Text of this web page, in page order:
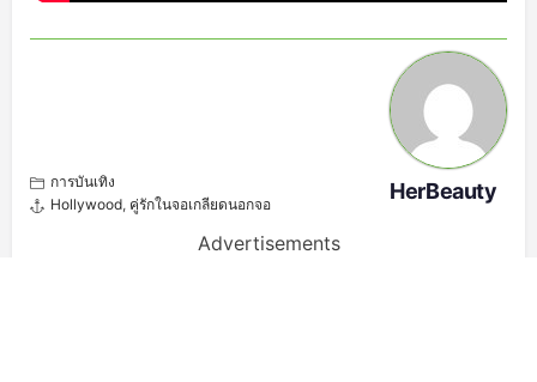
การบันเทิง
Hollywood, คู่รักในจอเกลียดนอกจอ
HerBeauty
Advertisements